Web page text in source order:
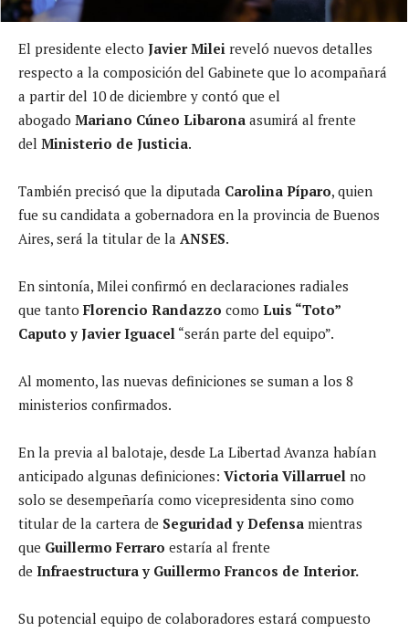
El presidente electo Javier Milei reveló nuevos detalles
respecto a la composición del Gabinete que lo acompañará
a partir del 10 de diciembre y contó que el
abogado Mariano Cúneo Libarona asumirá al frente
del Ministerio de Justicia.
También precisó que la diputada Carolina Píparo, quien
fue su candidata a gobernadora en la provincia de Buenos
Aires, será la titular de la ANSES.
En sintonía, Milei confirmó en declaraciones radiales
que tanto Florencio Randazzo como Luis “Toto”
Caputo y Javier Iguacel “serán parte del equipo”.
Al momento, las nuevas definiciones se suman a los 8
ministerios confirmados.
En la previa al balotaje, desde La Libertad Avanza habían
anticipado algunas definiciones: Victoria Villarruel no
solo se desempeñaría como vicepresidenta sino como
titular de la cartera de Seguridad y Defensa mientras
que Guillermo Ferraro estaría al frente
de Infraestructura y Guillermo Francos de Interior.
Su potencial equipo de colaboradores estará compuesto